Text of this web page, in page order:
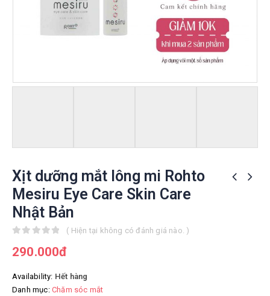
Xịt dưỡng mắt lông mi Rohto
Mesiru Eye Care Skin Care
Nhật Bản
( Hiện tại không có đánh giá nào. )
290.000đ
Availability: Hết hàng
Danh mục: Chăm sóc mắt